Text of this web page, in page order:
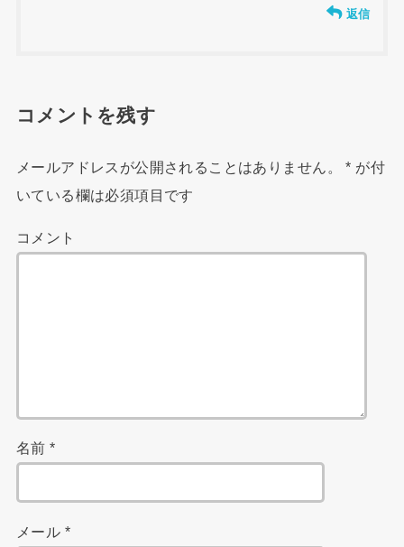
返信
コメントを残す
メールアドレスが公開されることはありません。 * が付
いている欄は必須項目です
コメント
名前*
メール *